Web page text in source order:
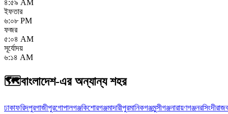
৪:৫৯ AM
ইফতার
৬:০৮ PM
ফজর
৫:০৪ AM
সূর্যোদয়
৬:১৪ AM
🗺️বাংলাদেশ-এর অন্যান্য শহর
ঢাকাফরিদপুরগাজীপুরগোপালগঞ্জকিশোরগঞ্জমাদারীপুরমানিকগঞ্জমুন্সীগঞ্জনারায়ণগঞ্জনরসিংদী